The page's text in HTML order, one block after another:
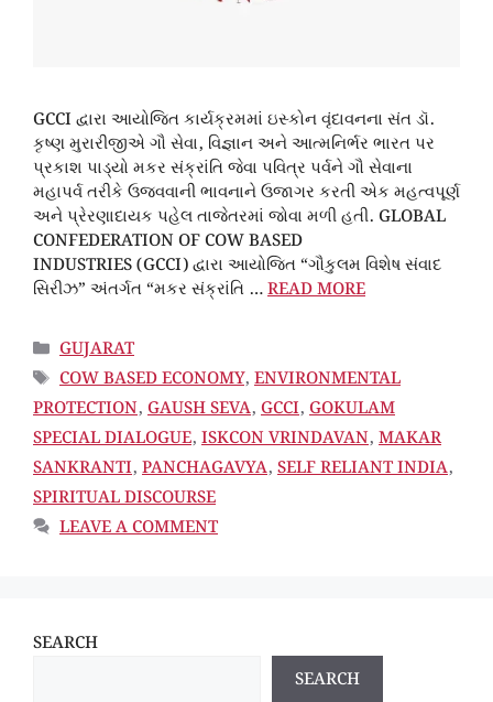
GCCI દ્વારા આયોજિત કાર્યક્રમમાં ઇસ્કોન વૃંદાવનના સંત ડૉ.
કૃષ્ણ મુરારીજીએ ગૌ સેવા, વિજ્ઞાન અને આત્મનિર્ભર ભારત પર
પ્રકાશ પાડ્યો મકર સંક્રાંતિ જેવા પવિત્ર પર્વને ગૌ સેવાના
મહાપર્વ તરીકે ઉજવવાની ભાવનાને ઉજાગર કરતી એક મહત્વપૂર્ણ
અને પ્રેરણાદાયક પહેલ તાજેતરમાં જોવા મળી હતી. GLOBAL
CONFEDERATION OF COW BASED
INDUSTRIES (GCCI) દ્વારા આયોજિત “ગૌકુલમ વિશેષ સંવાદ
સિરીઝ” અંતર્ગત “મકર સંક્રાંતિ …READ MORE
CATEGORIES
GUJARAT
TAGS
COW BASED ECONOMY, ENVIRONMENTAL
PROTECTION, GAUSH SEVA, GCCI, GOKULAM
SPECIAL DIALOGUE, ISKCON VRINDAVAN, MAKAR
SANKRANTI, PANCHAGAVYA, SELF RELIANT INDIA,
SPIRITUAL DISCOURSE
LEAVE A COMMENT
SEARCH
SEARCH